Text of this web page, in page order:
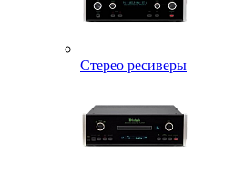
Стерео ресиверы